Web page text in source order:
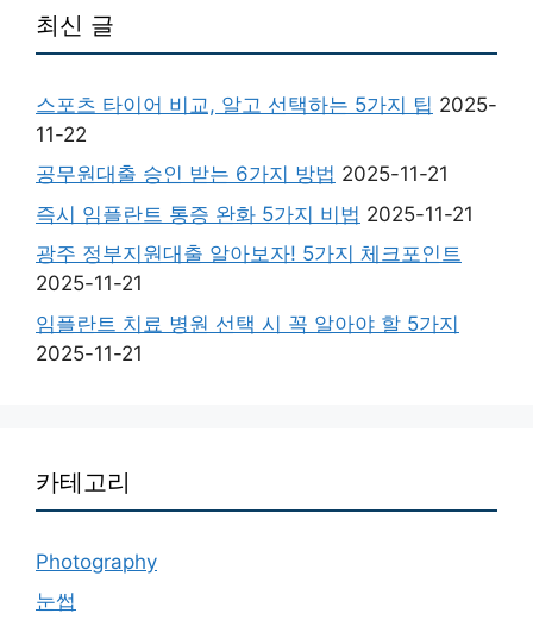
최신 글
스포츠 타이어 비교, 알고 선택하는 5가지 팁 2025-
11-22
공무원대출 승인 받는 6가지 방법 2025-11-21
즉시 임플란트 통증 완화 5가지 비법 2025-11-21
광주 정부지원대출 알아보자! 5가지 체크포인트
2025-11-21
임플란트 치료 병원 선택 시 꼭 알아야 할 5가지
2025-11-21
카테고리
Photography
눈썹